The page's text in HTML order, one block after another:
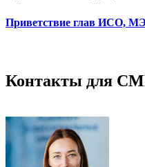
Приветствие глав ИСО,
Контакты для